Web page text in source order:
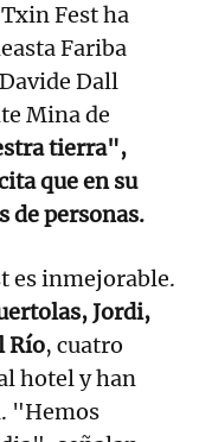
Fest ha
Fariba
Dall
Mina de
tierra",
que en su
de personas.
es inmejorable.
Jordi,
Río, cuatro
hotel y han
"Hemos